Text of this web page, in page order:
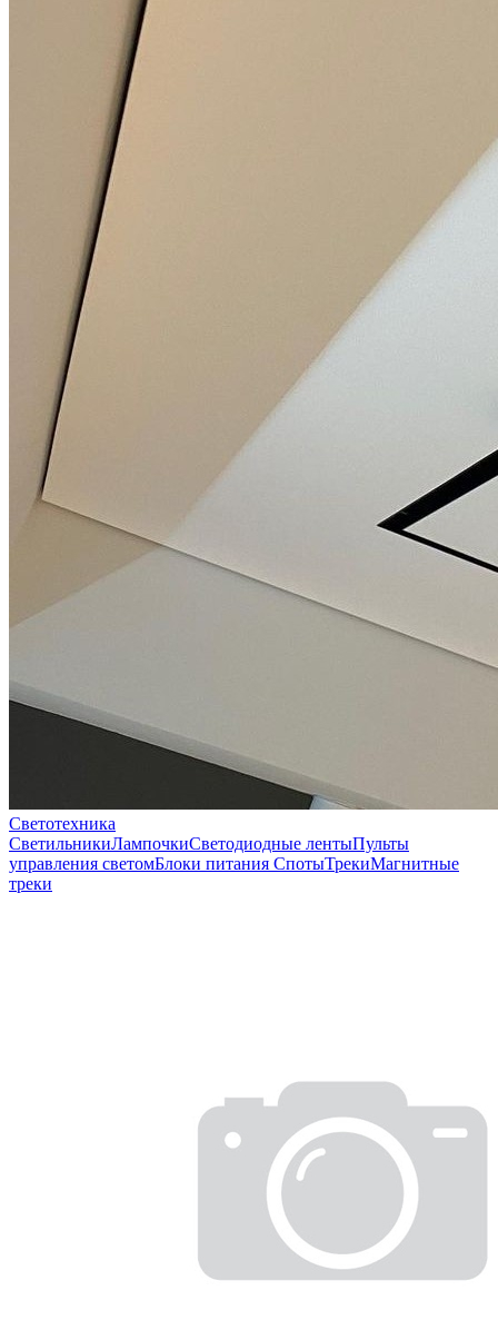
Светотехника
СветильникиЛампочкиСветодиодные лентыПульты
управления светомБлоки питания СпотыТрекиМагнитные
треки